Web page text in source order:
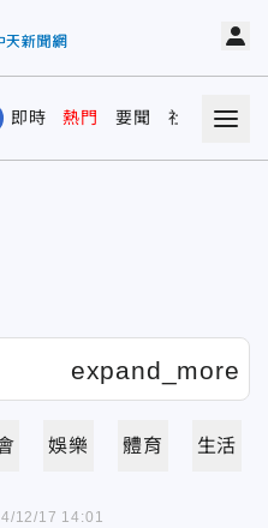
即時 熱門 要聞 社會 娛樂
娛樂 體育 生活
12/17 14:01